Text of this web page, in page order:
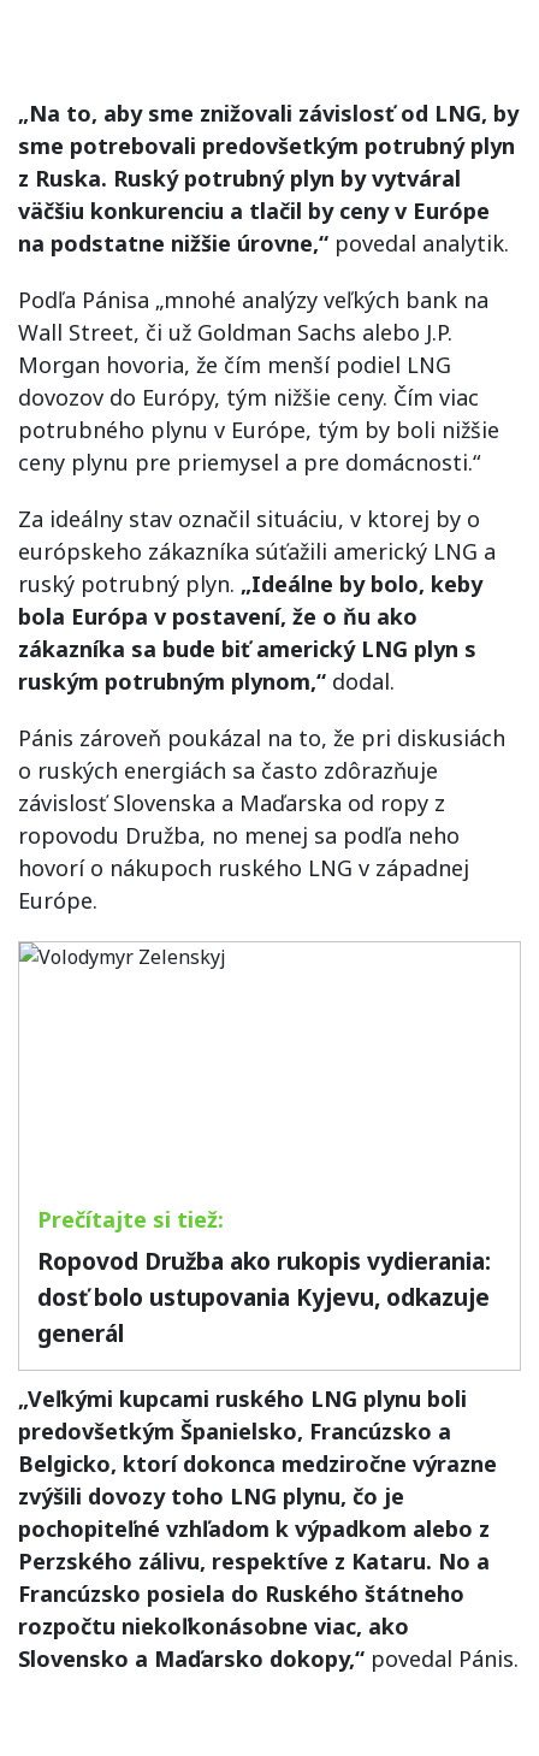
„Na to, aby sme znižovali závislosť od LNG, by
sme potrebovali predovšetkým potrubný plyn
z Ruska. Ruský potrubný plyn by vytváral
väčšiu konkurenciu a tlačil by ceny v Európe
na podstatne nižšie úrovne,“ povedal analytik.
Podľa Pánisa „mnohé analýzy veľkých bank na
Wall Street, či už Goldman Sachs alebo J.P.
Morgan hovoria, že čím menší podiel LNG
dovozov do Európy, tým nižšie ceny. Čím viac
potrubného plynu v Európe, tým by boli nižšie
ceny plynu pre priemysel a pre domácnosti.“
Za ideálny stav označil situáciu, v ktorej by o
európskeho zákazníka súťažili americký LNG a
ruský potrubný plyn. „Ideálne by bolo, keby
bola Európa v postavení, že o ňu ako
zákazníka sa bude biť americký LNG plyn s
ruským potrubným plynom,“ dodal.
Pánis zároveň poukázal na to, že pri diskusiách
o ruských energiách sa často zdôrazňuje
závislosť Slovenska a Maďarska od ropy z
ropovodu Družba, no menej sa podľa neho
hovorí o nákupoch ruského LNG v západnej
Európe.
Ropovod Družba ako rukopis vydierania:
dosť bolo ustupovania Kyjevu, odkazuje
generál
„Veľkými kupcami ruského LNG plynu boli
predovšetkým Španielsko, Francúzsko a
Belgicko, ktorí dokonca medziročne výrazne
zvýšili dovozy toho LNG plynu, čo je
pochopiteľné vzhľadom k výpadkom alebo z
Perzského zálivu, respektíve z Kataru. No a
Francúzsko posiela do Ruského štátneho
rozpočtu niekoľkonásobne viac, ako
Slovensko a Maďarsko dokopy,“ povedal Pánis.